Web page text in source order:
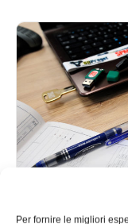
Per fornire le migliori
La release